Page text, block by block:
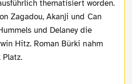
thematisiert worden.
Zagadou, Akanji und Can
und Delaney die
Hitz. Roman Bürki nahm